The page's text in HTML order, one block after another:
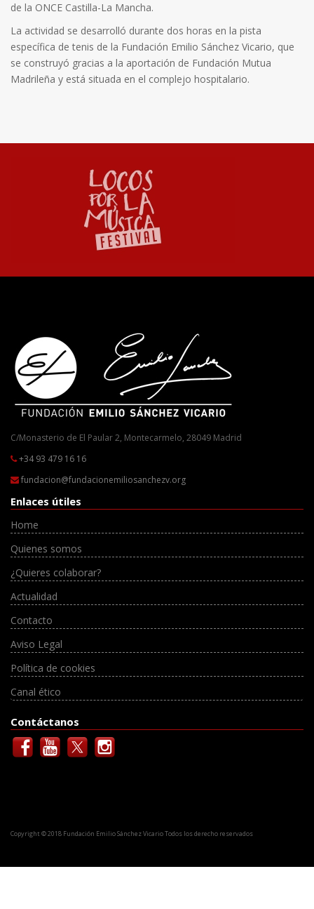
de la ONCE Castilla-La Mancha.
La actividad se desarrolló durante dos horas en la pista
específica de tenis de la Fundación Emilio Sánchez Vicario, que
se construyó gracias a la aportación de Fundación Mutua
Madrileña y está situada en el complejo hospitalario.
C/Monasterio de El Paular 2, Montecarmelo, 28049 Madrid
+34 93 479 16 16
fundacion@fundacionemiliosanchezv.org
Enlaces útiles
Home
Quienes somos
¿Quieres colaborar?
Actualidad
Contacto
Aviso Legal
Política de cookies
Canal ético
Contáctanos
Copyright © 2018 Fundación Emilio Sánchez Vicario Todos los derecho reservados